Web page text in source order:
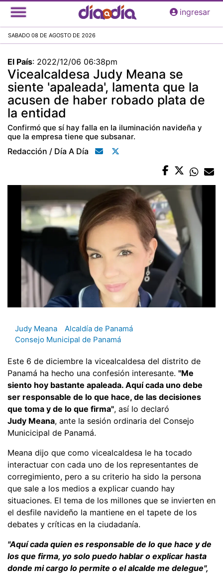
Pasar
al
principal
ingresar
SABADO 08 DE AGOSTO DE 2026
El País: 2022/12/06 06:38pm
Vicealcaldesa Judy Meana se
siente 'apaleada', lamenta que la
acusen de haber robado plata de
la entidad
Confirmó que sí hay falla en la iluminación navideña y
que la empresa tiene que subsanar.
Redacción / Día A Día
Judy Meana
Alcaldía de Panamá
Consejo Municipal de Panamá
Este 6 de diciembre la vicealcaldesa del distrito de
Panamá ha hecho una confesión interesante. "Me
siento hoy bastante apaleada. Aquí cada uno debe
ser responsable de lo que hace, de las decisiones
que toma y de lo que firma", así lo declaró
Judy Meana, ante la sesión ordinaria del Consejo
Municicipal de Panamá.
Meana dijo que como vicealcaldesa le ha tocado
interactuar con cada uno de los representantes de
corregimiento, pero a su criterio ha sido la persona
que sale a los medios a explicar cuando hay
situaciones. El tema de los millones que se invierten en
el desfile navideño la mantiene en el tapete de los
debates y críticas en la ciudadanía.
"Aquí cada quien es responsable de lo que hace y de
los que firma, yo solo puedo hablar o explicar hasta
donde mi cargo lo permite o el alcalde me delegue",